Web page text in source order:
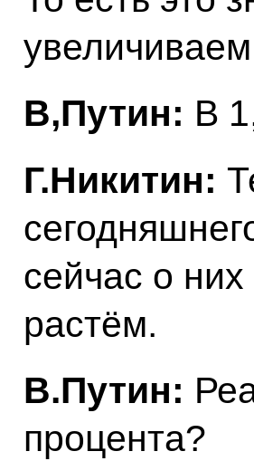
В,Путин: В
Г.Никитин:
сейчас о
растём.
В.Путин:
процента?